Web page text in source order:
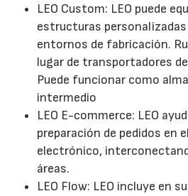
LEO Custom: LEO puede
estructuras personalizadas
entornos de fabricación.
lugar de transportadores
Puede funcionar como
intermedio
LEO E-commerce: LEO
preparación de pedidos en
electrónico,
áreas.
LEO Flow: LEO incluye en